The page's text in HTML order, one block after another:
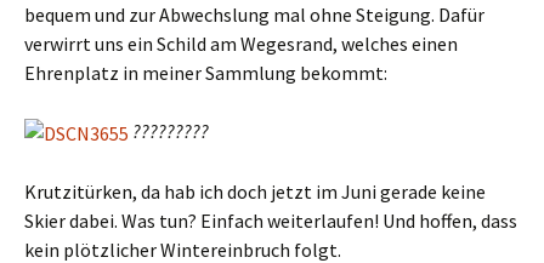
bequem und zur Abwechslung mal ohne Steigung. Dafür
verwirrt uns ein Schild am Wegesrand, welches einen
Ehrenplatz in meiner Sammlung bekommt:
?????????
Krutzitürken, da hab ich doch jetzt im Juni gerade keine
Skier dabei. Was tun? Einfach weiterlaufen! Und hoffen, dass
kein plötzlicher Wintereinbruch folgt.